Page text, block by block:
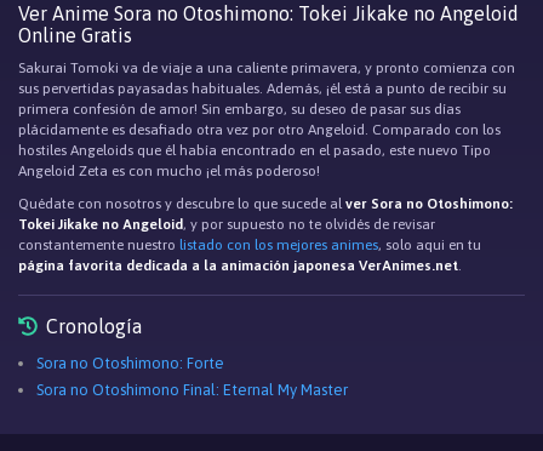
Ver Anime Sora no Otoshimono: Tokei Jikake no Angeloid
Online Gratis
Sakurai Tomoki va de viaje a una caliente primavera, y pronto comienza con
sus pervertidas payasadas habituales. Además, ¡él está a punto de recibir su
primera confesión de amor! Sin embargo, su deseo de pasar sus días
plácidamente es desafiado otra vez por otro Angeloid. Comparado con los
hostiles Angeloids que él había encontrado en el pasado, este nuevo Tipo
Angeloid Zeta es con mucho ¡el más poderoso!
Quédate con nosotros y descubre lo que sucede alver Sora no Otoshimono:
Tokei Jikake no Angeloid, y por supuesto no te olvidés de revisar
constantemente nuestro listado con los mejores animes, solo aqui en tu
página favorita dedicada a la animación japonesa VerAnimes.net.
Cronología
Sora no Otoshimono: Forte
Sora no Otoshimono Final: Eternal My Master